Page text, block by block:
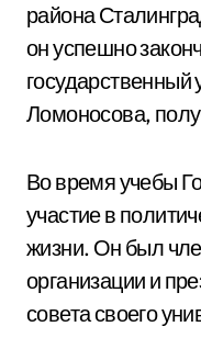
района
он успешно
государственный
Ломоносова,
Во время учебы
участие в
жизни. Он был
организации и
совета своего